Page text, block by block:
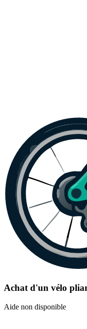
Achat d'un vélo
Aide non disponible